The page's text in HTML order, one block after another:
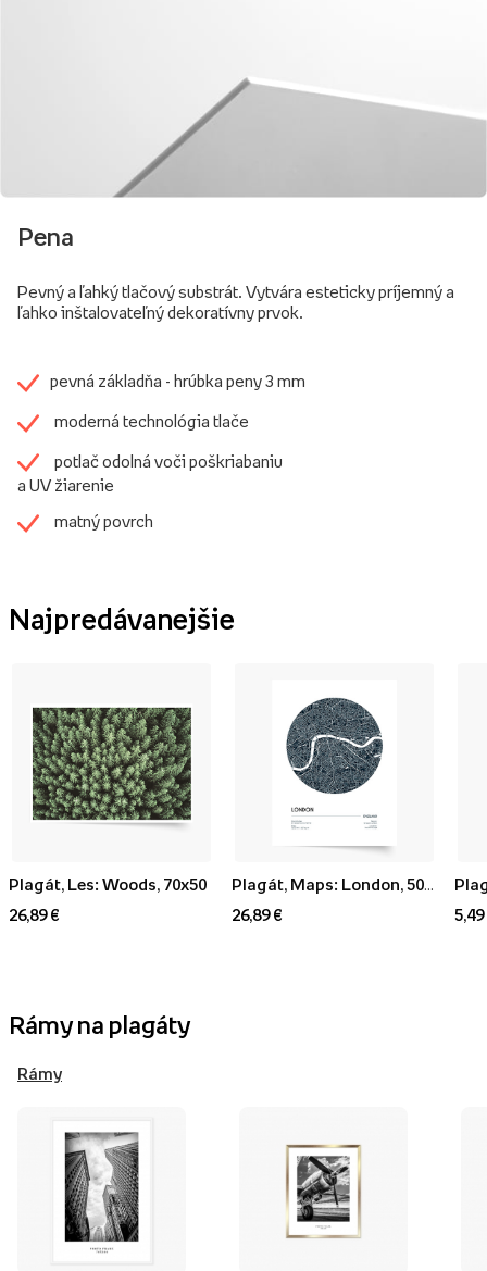
Pena
Pevný a ľahký tlačový substrát. Vytvára esteticky príjemný a
ľahko inštalovateľný dekoratívny prvok.
pevná základňa - hrúbka peny 3 mm
moderná technológia tlače
potlač odolná voči poškriabaniu
a UV žiarenie
matný povrch
Najpredávanejšie
Plagát, Les: Woods, 70x50
26,89 €
26,89 €
5,49
Rámy na plagáty
Rámy